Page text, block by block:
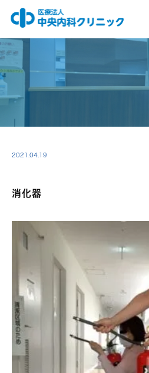
2021.04.19
消化器